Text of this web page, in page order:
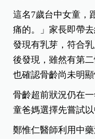
這名7歲台中女童，
痛的。」家長即帶
發現有乳芽，符合
後發現，雖然有第
也確認骨齡尚未明顯
骨齡超前狀況仍在
童爸媽選擇先嘗試以
鄭惟仁醫師利用中